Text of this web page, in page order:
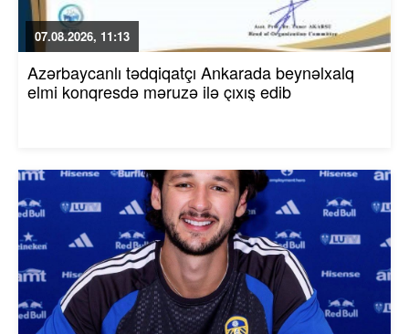
07.08.2026, 11:13
Azərbaycanlı tədqiqatçı Ankarada beynəlxalq
elmi konqresdə məruzə ilə çıxış edib